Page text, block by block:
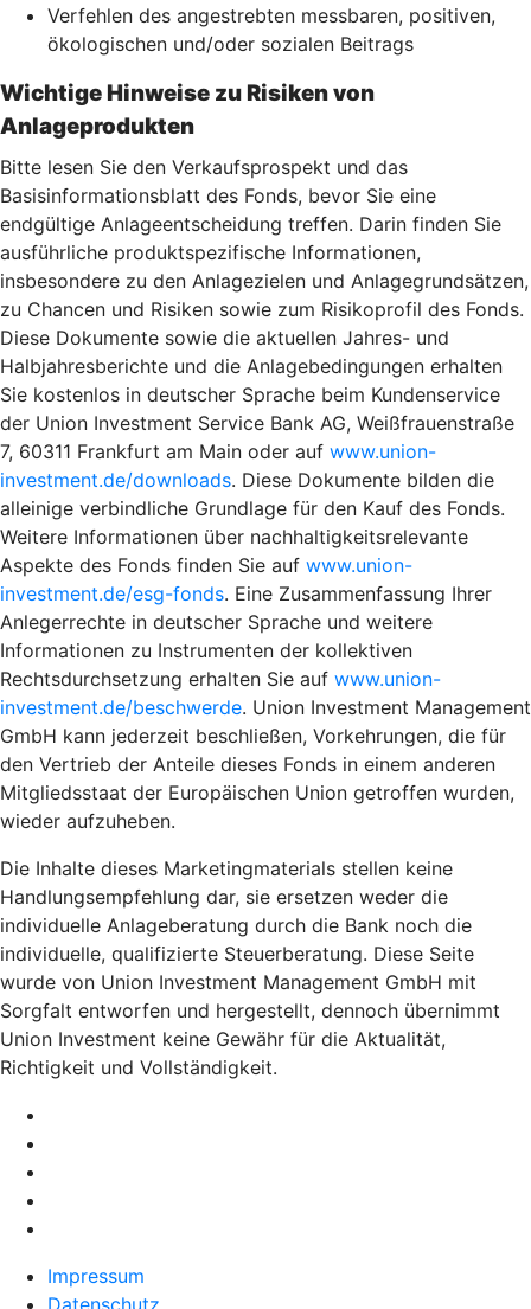
Verfehlen des angestrebten messbaren, positiven,
ökologischen und/oder sozialen Beitrags
Wichtige Hinweise zu Risiken von
Anlageprodukten
Bitte lesen Sie den Verkaufsprospekt und das
Basisinformationsblatt des Fonds, bevor Sie eine
endgültige Anlageentscheidung treffen. Darin finden Sie
ausführliche produktspezifische Informationen,
insbesondere zu den Anlagezielen und Anlagegrundsätzen,
zu Chancen und Risiken sowie zum Risikoprofil des Fonds.
Diese Dokumente sowie die aktuellen Jahres- und
Halbjahresberichte und die Anlagebedingungen erhalten
Sie kostenlos in deutscher Sprache beim Kundenservice
der Union Investment Service Bank AG, Weißfrauenstraße
7, 60311 Frankfurt am Main oder auf www.union-
investment.de/downloads. Diese Dokumente bilden die
alleinige verbindliche Grundlage für den Kauf des Fonds.
Weitere Informationen über nachhaltigkeitsrelevante
Aspekte des Fonds finden Sie auf www.union-
investment.de/esg-fonds. Eine Zusammenfassung Ihrer
Anlegerrechte in deutscher Sprache und weitere
Informationen zu Instrumenten der kollektiven
Rechtsdurchsetzung erhalten Sie auf www.union-
investment.de/beschwerde. Union Investment Management
GmbH kann jederzeit beschließen, Vorkehrungen, die für
den Vertrieb der Anteile dieses Fonds in einem anderen
Mitgliedsstaat der Europäischen Union getroffen wurden,
wieder aufzuheben.
Die Inhalte dieses Marketingmaterials stellen keine
Handlungsempfehlung dar, sie ersetzen weder die
individuelle Anlageberatung durch die Bank noch die
individuelle, qualifizierte Steuerberatung. Diese Seite
wurde von Union Investment Management GmbH mit
Sorgfalt entworfen und hergestellt, dennoch übernimmt
Union Investment keine Gewähr für die Aktualität,
Richtigkeit und Vollständigkeit.
Impressum
Datenschutz